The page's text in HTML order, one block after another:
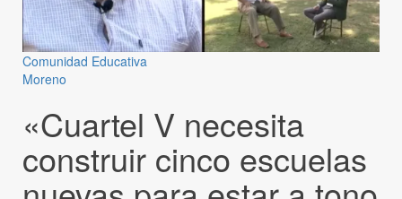
Comunidad Educativa
Moreno
«Cuartel V necesita
construir cinco escuelas